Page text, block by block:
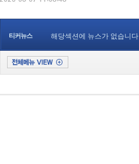
티커뉴스 해당섹션에 뉴스가 없습니다